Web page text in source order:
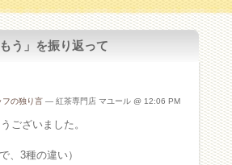
う」を振り返って
フの独り言 — 紅茶専門店 マユール @ 12:06 PM
ございました。
、3種の違い）